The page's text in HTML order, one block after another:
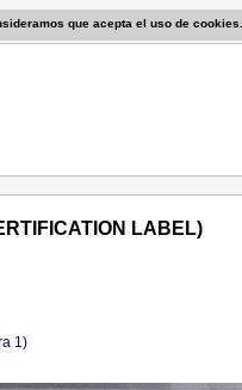
que acepta el uso de cookies.
LABEL)
1)